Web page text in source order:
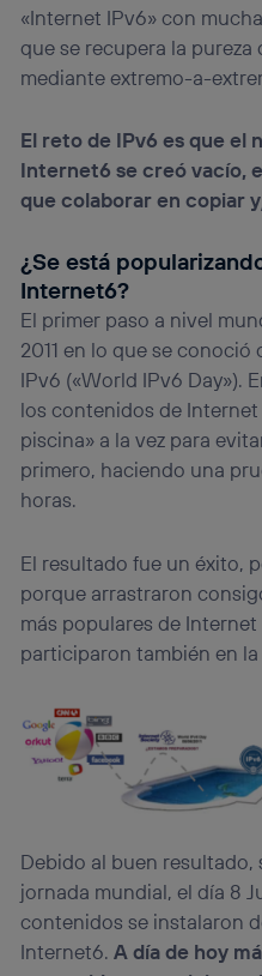
«Internet IPv6» con
que se recupera la
mediante extremo-a-
El reto de IPv6 es que el
Internet6 se creó vacío,
que colaborar en copiar
¿Se está
Internet6?
El primer paso a nivel
2011 en lo que se
IPv6 («World IPv6 Day»).
los contenidos de
piscina» a la vez para
primero, haciendo una
horas.
El resultado fue un éxito,
porque arrastraron
más populares de
participaron también en
Debido al buen resultado,
jornada mundial, el día 8
contenidos se instalaron
Internet6.A día de hoy